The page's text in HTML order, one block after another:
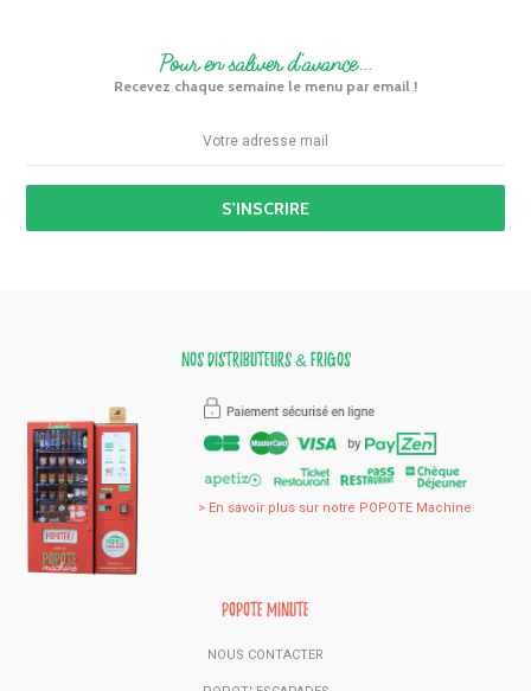
Pour en saliver d'avance...
Recevez chaque semaine le menu par email !
Nos distributeurs & frigos
> En savoir plus sur notre POPOTE Machine
Popote Minute
NOUS CONTACTER